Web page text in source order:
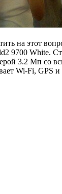
на этот
White.
3.2 Мп со
Wi-Fi, GPS